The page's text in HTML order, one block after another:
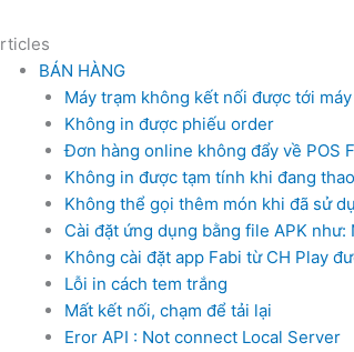
BÁN HÀNG
Máy trạm không kết nối được tới
Không in được phiếu order
Đơn hàng online không đẩy về POS
Không in được tạm tính khi đang
Không thể gọi thêm món khi đã sử
Cài đặt ứng dụng bằng file APK như:
Không cài đặt app Fabi từ CH Play
Lỗi in cách tem trắng
Mất kết nối, chạm để tải lại
Eror API : Not connect Local Server